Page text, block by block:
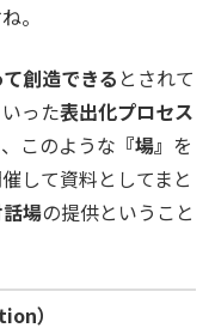
。
創造できる とされて
った表出化プロセス
このような 『場』 を
して資料としてまと
場の提供ということ
）